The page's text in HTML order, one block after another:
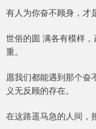
有人为你奋不顾身，才
世俗的圆 满各有模样
重。
愿我们都能遇到那个奋
义无反顾的存在。
在这路遥马急的人间，